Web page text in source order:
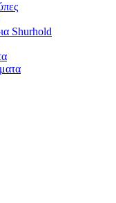
Shurhold